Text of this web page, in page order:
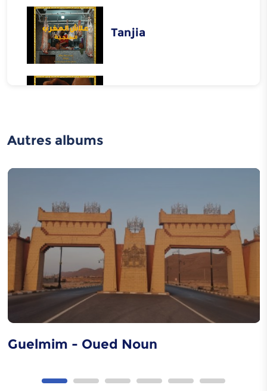
Tanjia
Rfissa
Caftan marocain
Distillation de l'eau de
métaux
Autres albums
Guelmim - Oued Noun